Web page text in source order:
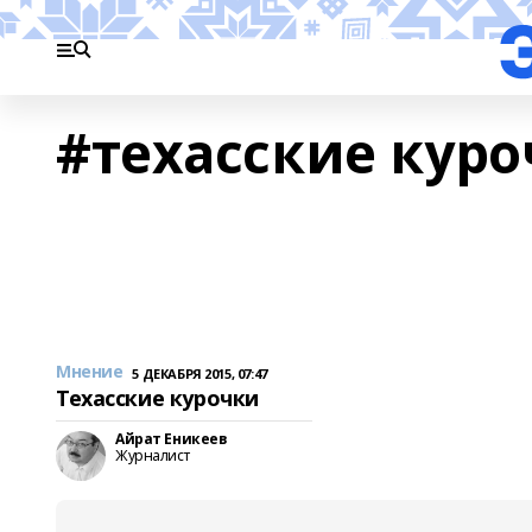
#техасские
Мнение 5 ДЕКАБРЯ 2015, 07:47
Техасские курочки
Айрат Еникеев
Журналист